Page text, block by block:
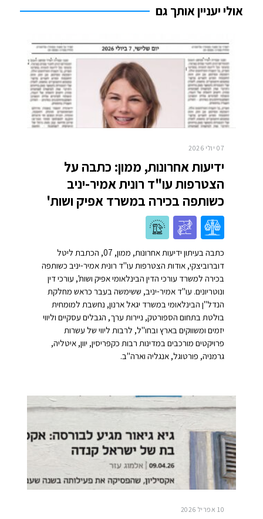
אולי יעניין אותך גם
07 יולי 2026
ידיעות אחרונות, ממון: כתבה על
הצטרפות עו"ד רונית אמיר-יניב
כשותפה בכירה במשרד אפיק ושות'
כתבה בעיתון ידיעות אחרונות, ממון, 07, הכתבת ליטל
דוברוביצקי, אודות הצטרפות עו"ד רונית אמיר-יניב כשותפה
בכירה למשרד עורכי הדין הבינלאומי אפיק ושות', עורכי דין
ונוטריונים. עו"ד אמיר-יניב, ששימשה בעבר כראש מחלקת
הנדל"ן הבינלאומי במשרד יגאל ארנון, נחשבת למומחית
בולטת בתחום הספורטק, ניירות ערך, הגבלים עסקיים וליווי
יזמים ומשווקים בארץ ובחו"ל, לרבות ליווי של עשרות
פרויקטים מורכבים במדינות רבות כקפריסין, יוון, איטליה,
גרמניה, פורטוגל, אנגליה וארה"ב.
10 אפריל 2026